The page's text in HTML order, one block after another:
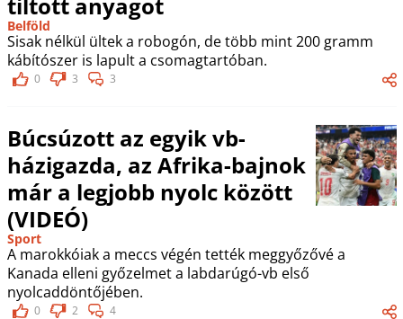
Belföld
Sisak nélkül ültek a robogón, de több mint 200 gramm
kábítószer is lapult a csomagtartóban.
0 3 3
Búcsúzott az egyik vb-
házigazda, az Afrika-bajnok
már a legjobb nyolc között
(VIDEÓ)
Sport
A marokkóiak a meccs végén tették meggyőzővé a
Kanada elleni győzelmet a labdarúgó-vb első
nyolcaddöntőjében.
0 2 4